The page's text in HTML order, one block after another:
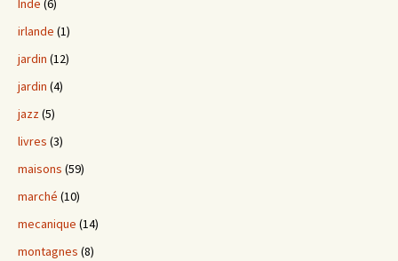
Inde (6)
irlande (1)
jardin (12)
jardin (4)
jazz(5)
livres (3)
maisons (59)
marché (10)
mecanique (14)
montagnes (8)